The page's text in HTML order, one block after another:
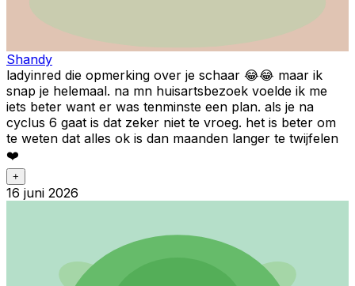
Shandy
ladyinred die opmerking over je schaar 😂😂 maar ik
snap je helemaal. na mn huisartsbezoek voelde ik me
iets beter want er was tenminste een plan. als je na
cyclus 6 gaat is dat zeker niet te vroeg. het is beter om
te weten dat alles ok is dan maanden langer te twijfelen
❤️
+
16 juni 2026